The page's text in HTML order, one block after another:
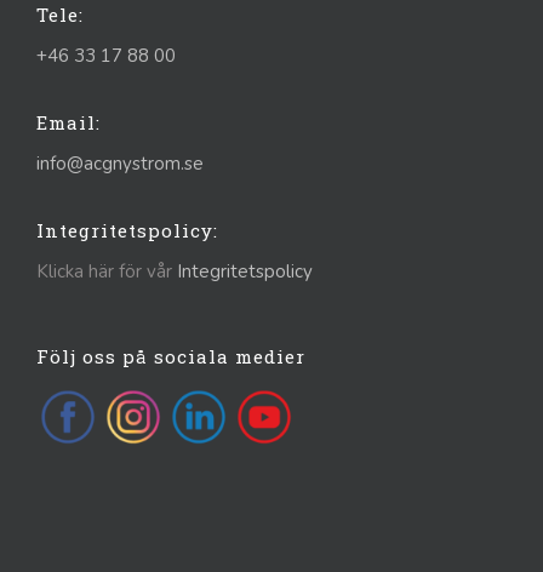
Tele:
+46 33 17 88 00
Email:
info@acgnystrom.se
Integritetspolicy:
Klicka här för vår Integritetspolicy
Följ oss på sociala medier